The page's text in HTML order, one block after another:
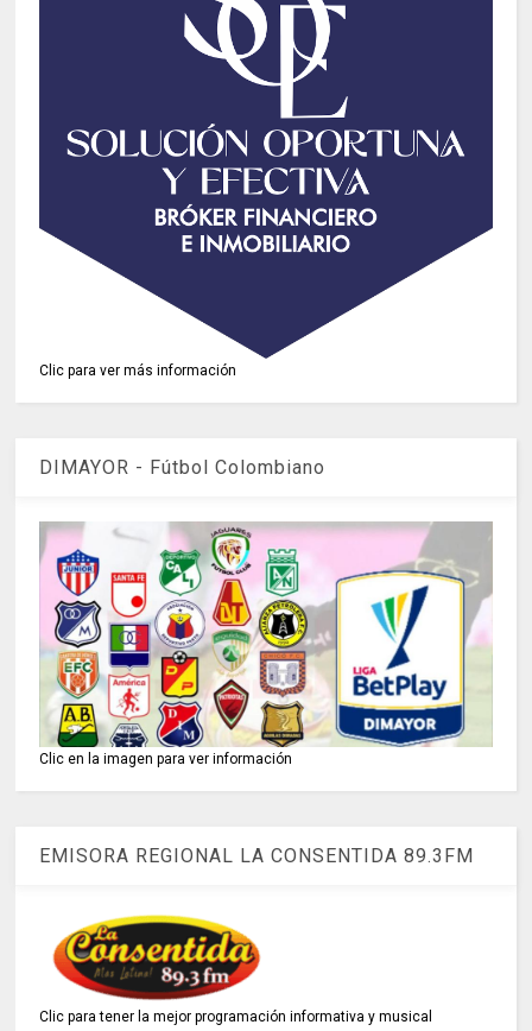
Clic para ver más información
DIMAYOR - Fútbol Colombiano
Clic en la imagen para ver información
EMISORA REGIONAL LA CONSENTIDA 89.3FM
Clic para tener la mejor programación informativa y musical